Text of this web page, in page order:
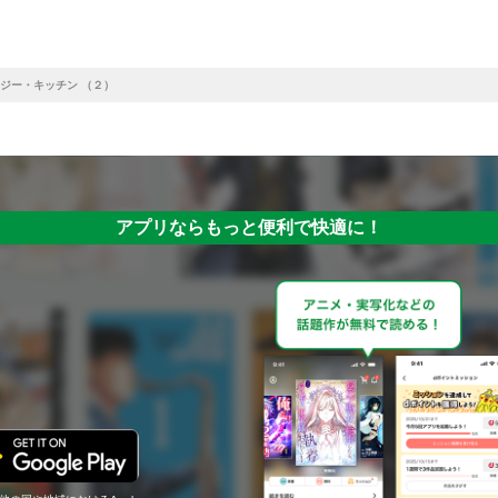
ー・キッチン （２）
アプリならもっと便利で快適に！